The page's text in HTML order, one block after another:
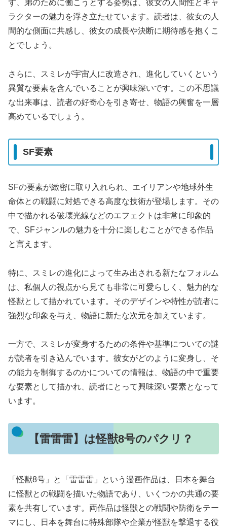
ず、弟のために働こうとする姿勢は、彼女の人間性とキャ
ラクターの魅力を浮き立たせています。読者は、彼女の人
間的な側面に共感し、彼女の成長や決断に期待感を抱くこ
とでしょう。
さらに、スミレが宇宙人に改造され、進化していくという
異質な要素を含んでいることが興味深いです。この不思議
な出来事は、読者の好奇心を引き寄せ、物語の興奮を一層
高めているでしょう。
SF要素
SFの要素が緻密に取り入れられ、エイリアンや地球外生
命体との戦闘に対処できる高度な技術が登場します。その
中で描かれる破壊光線などのエフェクトは非常に印象的
で、SFジャンルの魅力を十分に楽しむことができる作品
と言えます。
特に、スミレの進化によって生み出される新たなフォルム
は、私個人の視点から見ても非常に可愛らしく、魅力的な
怪獣として描かれています。そのデザインや特性が読者に
強烈な印象を与え、物語に新たな次元を加えています。
一方で、スミレが変身するための条件や基準についての謎
が読者を引き込んでいます。彼女がどのように変身し、そ
の能力を制御するのかについての情報は、物語の中で重要
な要素として描かれ、読者にとって興味深い要素となって
います。
【雷雷雷】は怪獣8号のパクリ？
「怪獣8号」と「雷雷雷」という漫画作品は、日本を舞台
に怪獣との戦闘を描いた物語であり、いくつかの共通の要
素を共有しています。両作品は怪獣との戦闘や防衛をテー
マにし、日本を舞台に特殊部隊や企業が怪獣を撃退する役